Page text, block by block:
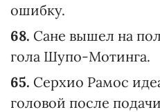
ошибку.
68. Сане вышел на
гола Шупо-Мотинга.
65. Серхио Рамос
головой после